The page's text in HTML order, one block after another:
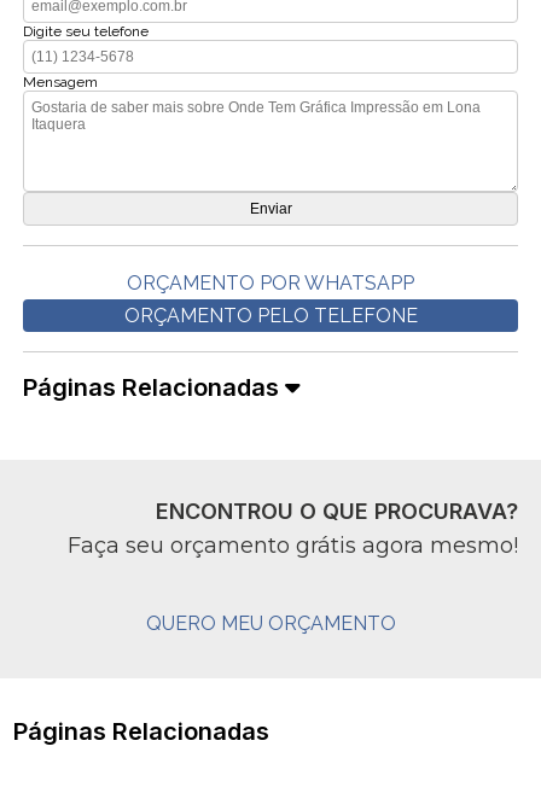
Digite seu telefone
Mensagem
ORÇAMENTO POR WHATSAPP
ORÇAMENTO PELO TELEFONE
Páginas Relacionadas
ENCONTROU O QUE PROCURAVA?
Faça seu orçamento grátis agora mesmo!
QUERO MEU ORÇAMENTO
Páginas Relacionadas